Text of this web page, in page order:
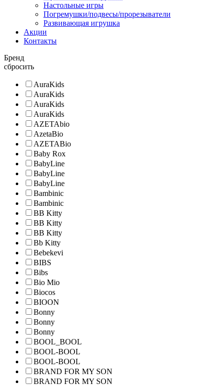
Настольные игры
Погремушки/подвесы/прорезыватели
Развивающая игрушка
Акции
Контакты
Бренд
сбросить
AuraKids
AuraKids
AuraKids
AuraKids
AZETAbio
AzetaBio
AZETABio
Baby Rox
BabyLine
BabyLine
BabyLine
Bambinic
Bambinic
BB Kitty
BB Kitty
BB Kitty
Bb Kitty
Bebekevi
BIBS
Bibs
Bio Mio
Biocos
BIOON
Bonny
Bonny
Bonny
BOOL_BOOL
BOOL-BOOL
BOOL-BOOL
BRAND FOR MY SON
BRAND FOR MY SON